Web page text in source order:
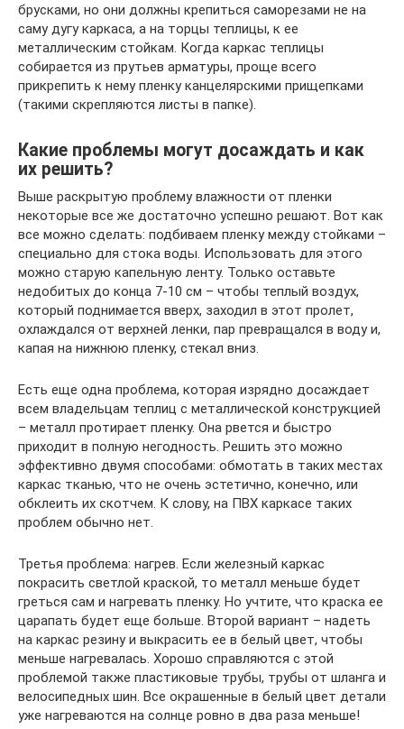
брусками, но они должны крепиться саморезами не на
саму дугу каркаса, а на торцы теплицы, к ее
металлическим стойкам. Когда каркас теплицы
собирается из прутьев арматуры, проще всего
прикрепить к нему пленку канцелярскими прищепками
(такими скрепляются листы в папке).
Какие проблемы могут досаждать и как
их решить?
Выше раскрытую проблему влажности от пленки
некоторые все же достаточно успешно решают. Вот как
все можно сделать: подбиваем пленку между стойками –
специально для стока воды. Использовать для этого
можно старую капельную ленту. Только оставьте
недобитых до конца 7-10 см – чтобы теплый воздух,
который поднимается вверх, заходил в этот пролет,
охлаждался от верхней ленки, пар превращался в воду и,
капая на нижнюю пленку, стекал вниз.
Есть еще одна проблема, которая изрядно досаждает
всем владельцам теплиц с металлической конструкцией
– металл протирает пленку. Она рвется и быстро
приходит в полную негодность. Решить это можно
эффективно двумя способами: обмотать в таких местах
каркас тканью, что не очень эстетично, конечно, или
обклеить их скотчем. К слову, на ПВХ каркасе таких
проблем обычно нет.
Третья проблема: нагрев. Если железный каркас
покрасить светлой краской, то металл меньше будет
греться сам и нагревать пленку. Но учтите, что краска ее
царапать будет еще больше. Второй вариант – надеть
на каркас резину и выкрасить ее в белый цвет, чтобы
меньше нагревалась. Хорошо справляются с этой
проблемой также пластиковые трубы, трубы от шланга и
велосипедных шин. Все окрашенные в белый цвет детали
уже нагреваются на солнце ровно в два раза меньше!